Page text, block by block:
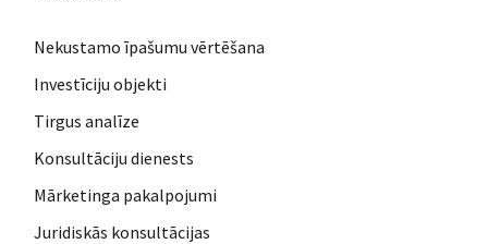
Pakalpojumi
Kontakti
Nekustamo īpašumu vērtēšana
Investīciju objekti
Tirgus analīze
Konsultāciju dienests
Mārketinga pakalpojumi
Juridiskās konsultācijas